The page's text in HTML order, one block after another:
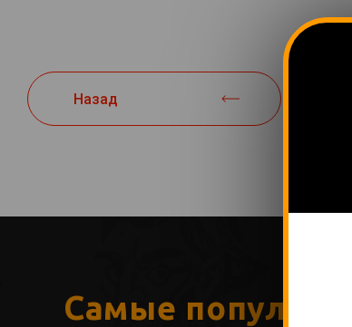
Назад
Самые